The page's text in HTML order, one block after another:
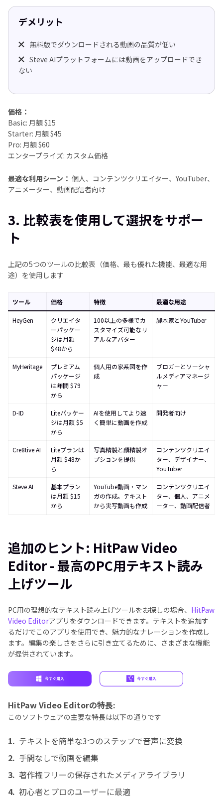
デメリット
無料版でダウンロードされる動画の品質が低い
Steve AIプラットフォームには動画をアップロードでき
ない
価格：
Basic: 月額 $15
Starter: 月額 $45
Pro: 月額 $60
エンタープライズ: カスタム価格
最適な利用シーン： 個人、コンテンツクリエイター、YouTuber、
アニメーター、動画配信者向け
3. 比較表を使用して選択をサポー
ト
上記の5つのツールの比較表（価格、最も優れた機能、最適な用
途）を使用します
ツール 価格 特徴 最適な用途
HeyGen
クリエイタ
ーパッケー
ジは月額
$48から
100以上の多様でカ
スタマイズ可能なリ
アルなアバター
脚本家とYouTuber
MyHeritage
プレミアム
パッケージ
は年間 $79
から
個人用の家系図を作
成
ブロガーとソーシャ
ルメディアマネージ
ャー
D-ID
Liteパッケー
ジは月額 $5
から
AIを使用してより速
く簡単に動画を作成
開発者向け
Cre8tive AI
Liteプランは
月額 $48か
ら
写真精製と顔精製オ
プションを提供
コンテンツクリエイ
ター、デザイナー、
YouTuber
Steve AI
基本プラン
は月額 $15
から
YouTube動画・マン
ガの作成。テキスト
から実写動画も作成
コンテンツクリエイ
ター、個人、アニメ
ーター、動画配信者
追加のヒント: HitPaw Video
Editor - 最高のPC用テキスト読み
上げツール
PC用の理想的なテキスト読み上げツールをお探しの場合、 HitPaw
Video Editorアプリをダウンロードできます。テキストを追加す
るだけでこのアプリを使用でき、魅力的なナレーションを作成し
ます。編集の楽しさをさらに引き立てるために、さまざまな機能
が提供されています。
HitPaw Video Editorの特長:
このソフトウェアの主要な特長は以下の通りです
1. テキストを簡単な3つのステップで音声に変換
2. 手間なしで動画を編集
3. 著作権フリーの保存されたメディアライブラリ
4. 初心者とプロのユーザーに最適